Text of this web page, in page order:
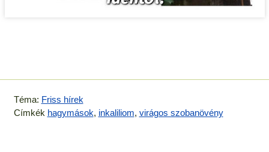
Téma: Friss hírek
Címkék hagymások, inkaliliom, virágos szobanövény